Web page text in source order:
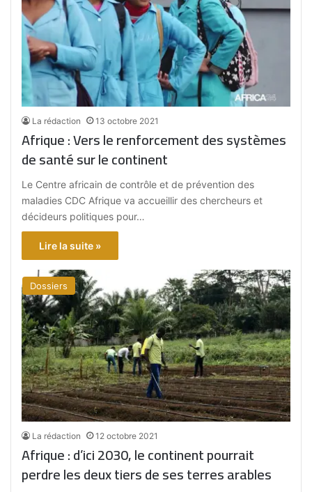
La rédaction 13 octobre 2021
Afrique : Vers le renforcement des systèmes
de santé sur le continent
Le Centre africain de contrôle et de prévention des
maladies CDC Afrique va accueillir des chercheurs et
décideurs politiques pour…
Lire la suite »
Dossiers
La rédaction 12 octobre 2021
Afrique : d’ici 2030, le continent pourrait
perdre les deux tiers de ses terres arables